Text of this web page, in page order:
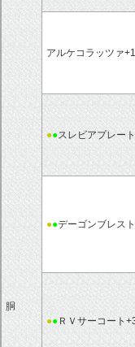
胴
アルケコラッツァ+1
●●スレビアプレー
●●デーゴンブレスト
●● ＲＶサーコート